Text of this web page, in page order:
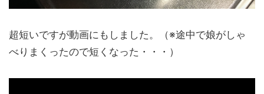
超短いですが動画にもしました。（※途中で娘がしゃ
べりまくったので短くなった・・・）